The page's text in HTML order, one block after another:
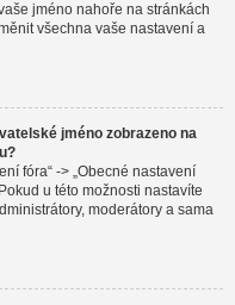
jméno nahoře na stránkách
všechna vaše nastavení a
jméno zobrazeno na
fóra“ -> „Obecné nastavení
u této možnosti nastavíte
moderátory a sama